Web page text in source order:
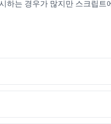
하는 경우가 많지만 스크립트